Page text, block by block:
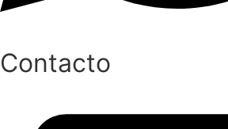
Contacto